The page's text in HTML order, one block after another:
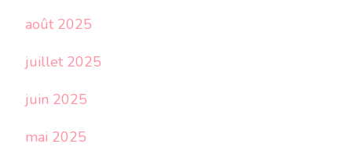
août 2025
juillet 2025
juin 2025
mai 2025